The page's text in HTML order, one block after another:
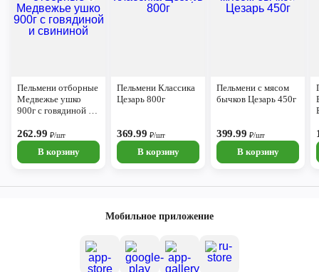
Пельмени отборные
Медвежье ушко
900г с говядиной и
262.99 ₽/шт
В корзину
Пельмени Классика
Цезарь 800г
369.99 ₽/шт
В корзину
Пельмени с мясом
бычков Цезарь 450г
399.99 ₽/шт
В корзину
Мобильное приложение